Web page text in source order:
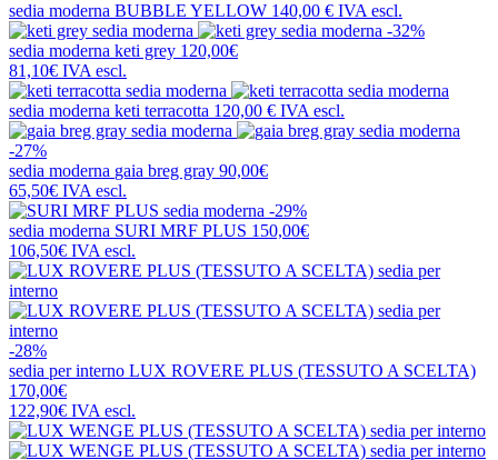
sedia moderna BUBBLE YELLOW 140,00 € IVA escl.
-32%
sedia moderna keti grey 120,00€
81,10€ IVA escl.
sedia moderna keti terracotta 120,00 € IVA escl.
-27%
sedia moderna gaia breg gray 90,00€
65,50€ IVA escl.
-29%
sedia moderna SURI MRF PLUS 150,00€
106,50€ IVA escl.
-28%
sedia per interno LUX ROVERE PLUS (TESSUTO A SCELTA)
170,00€
122,90€ IVA escl.